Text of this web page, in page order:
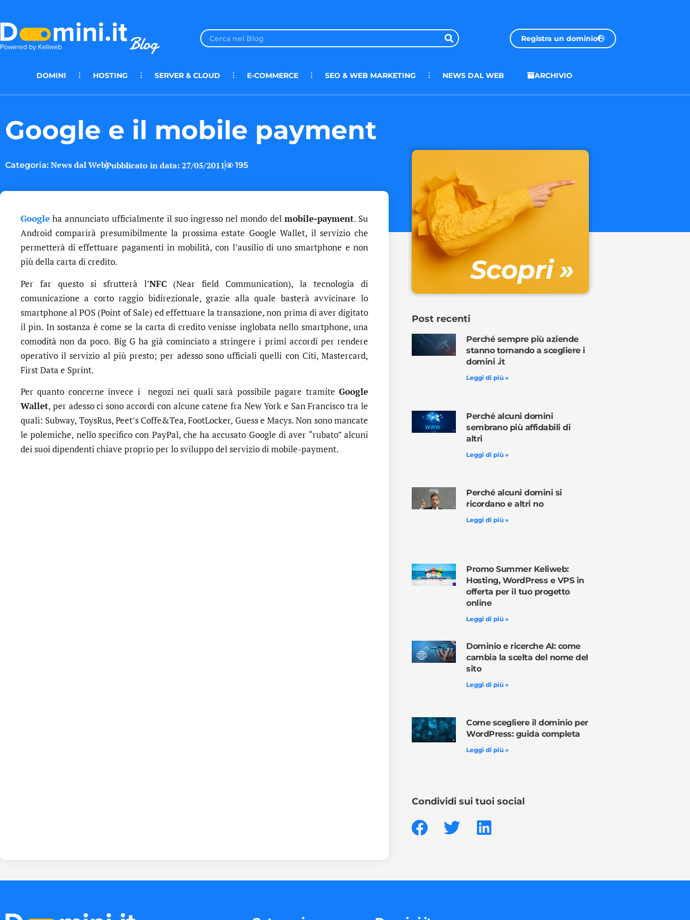
Registra un dominio
DOMINI HOSTING SERVER & CLOUD E-COMMERCE SEO & WEB MARKETING NEWS DAL WEB ARCHIVIO
Google e il mobile payment
Categoria: News dal WebPubblicato in data:27/05/2011 195
Google ha annunciato ufficialmente il suo ingresso nel mondo del mobile-payment. Su
Android comparirà presumibilmente la prossima estate Google Wallet, il servizio che
permetterà di effettuare pagamenti in mobilità, con l’ausilio di uno smartphone e non
più della carta di credito.
Per far questo si sfrutterà l’NFC(Near field Communication), la tecnologia di
comunicazione a corto raggio bidirezionale, grazie alla quale basterà avvicinare lo
smartphone al POS (Point of Sale) ed effettuare la transazione, non prima di aver digitato
il pin. In sostanza è come se la carta di credito venisse inglobata nello smartphone, una
comodità non da poco. Big G ha già cominciato a stringere i primi accordi per rendere
operativo il servizio al più presto; per adesso sono ufficiali quelli con Citi, Mastercard,
First Data e Sprint.
Per quanto concerne invece i negozi nei quali sarà possibile pagare tramite Google
Wallet, per adesso ci sono accordi con alcune catene fra New York e San Francisco tra le
quali: Subway, ToysRus, Peet’s Coffe&Tea, FootLocker, Guess e Macys. Non sono mancate
le polemiche, nello specifico con PayPal, che ha accusato Google di aver “rubato” alcuni
dei suoi dipendenti chiave proprio per lo sviluppo del servizio di mobile-payment.
Scopri »
Post recenti
Perché sempre più aziende
stanno tornando a scegliere i
domini .it
Leggi di più »
Perché alcuni domini
sembrano più affidabili di
altri
Leggi di più »
Perché alcuni domini si
ricordano e altri no
Leggi di più »
Promo Summer Keliweb:
Hosting, WordPress e VPS in
offerta per il tuo progetto
online
Leggi di più »
Dominio e ricerche AI: come
cambia la scelta del nome del
sito
Leggi di più »
Come scegliere il dominio per
WordPress: guida completa
Leggi di più »
Condividi sui tuoi social